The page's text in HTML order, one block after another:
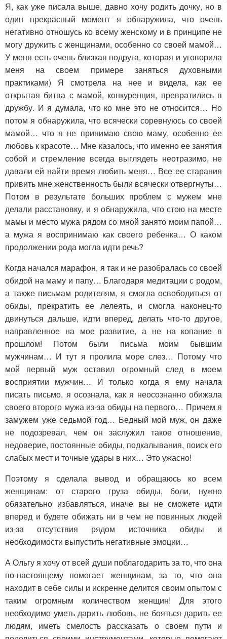
Я, как уже писала выше, давно хочу родить дочку, но в
один прекрасный момент я обнаружила, что очень
негативно отношусь ко всему женскому и в принципе не
могу дружить с женщинами, особенно со своей мамой…
У меня есть очень близкая подруга, которая и уговорила
меня на своем примере заняться духовными
практиками) Я смотрела на нее и видела, как ее
открытая битва с мамой, конкуренция, превратились в
дружбу. И я думала, что ко мне это не относится… Но
потом я обнаружила, что всячески соревнуюсь со своей
мамой… что я не принимаю свою маму, особенно ее
любовь к красоте… Мне казалось, что именно ее занятия
собой и стремление всегда выглядеть неотразимо, не
давали ей найти время любить меня… Все ее старания
привить мне женственность были всячески отвергнуты…
Потом в результате больших проблем с мужем мне
делали расстановку, и я обнаружила, что стою на месте
мамы и место мужа рядом со мной занято моим папой…
а мужа я воспринимаю как своего ребенка… О каком
продолжении рода могла идти речь?
Когда начался марафон, я так и не разобралась со своей
обидой на маму и папу… Благодаря медитации с родом,
а также письмам родителям, я смогла освободиться от
обиды, прекратить ее лелеять, и смогла наконец-то
двинуться дальше, идти вперед, делать что-то другое,
направленное на мое развитие, а не на копание в
прошлом! Потом были письма моим бывшим
мужчинам… И тут я пролила море слез… Потому что
мой первый муж оставил огромный след в моем
восприятии мужчин… И только когда я ему начала
писать письмо, я осознала, как я неосознанно обижала
своего второго мужа из-за обиды на первого… Причем я
замужем уже седьмой год… Бедный мой муж, он даже
не подозревал, чем он заслужил такое отношение,
недоверие, постоянные обиды, подкалывания, поиск его
слабых мест и точные удары в них… Это ужасно!
Поэтому я сделала вывод и обращаюсь ко всем
женщинам: от старого груза обиды, боли, нужно
обязательно избавляться, иначе вы не сможете идти
вперед и будете обижать ни в чем не повинных людей
из-за отсутствия рядом источника обиды и
необходимости выпустить негативные эмоции…
А Ольгу я хочу от всей души поблагодарить за то, что она
по-настоящему помогает женщинам, за то, что она
находит в себе силы и искренне делится своим опытом с
таким огромным количеством женщин! Для этого
необходимо уметь дарить любовь, не бояться дарить ее
людям, иметь смелость рассказать о своем пути и